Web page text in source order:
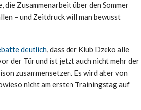
Zusammenarbeit über den Sommer
– und Zeitdruck will man bewusst
deutlich, dass der Klub Dzeko alle
der Tür und ist jetzt auch nicht mehr der
zusammensetzen. Es wird aber von
nicht am ersten Trainingstag auf